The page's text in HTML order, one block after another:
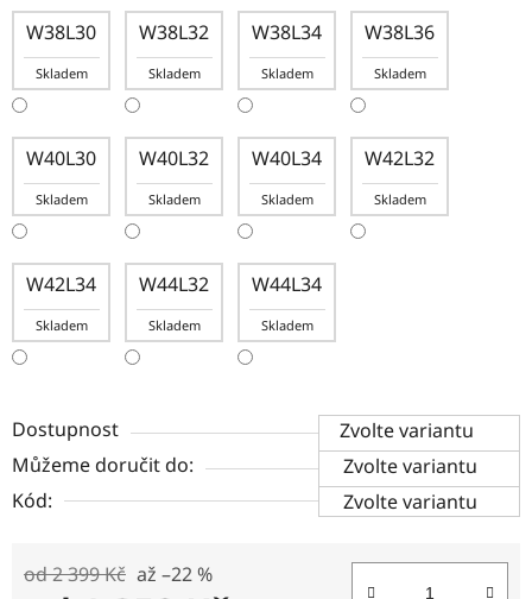
W38L30
Skladem
W38L32
Skladem
W38L34
Skladem
W38L36
Skladem
W40L30
Skladem
W40L32
Skladem
W40L34
Skladem
W42L32
Skladem
W42L34
Skladem
W44L32
Skladem
W44L34
Skladem
Dostupnost
Zvolte variantu
Můžeme doručit do:
Zvolte variantu
Kód:
Zvolte variantu
od 2 399 Kč až –22 %